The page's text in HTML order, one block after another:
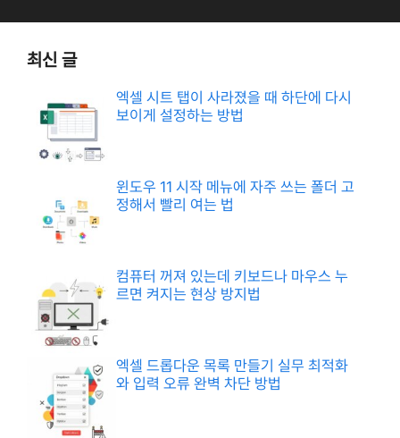
최신 글
엑셀 시트 탭이 사라졌을 때 하단에 다시
보이게 설정하는 방법
윈도우 11 시작 메뉴에 자주 쓰는 폴더 고
정해서 빨리 여는 법
컴퓨터 꺼져 있는데 키보드나 마우스 누
르면 켜지는 현상 방지법
엑셀 드롭다운 목록 만들기 실무 최적화
와 입력 오류 완벽 차단 방법